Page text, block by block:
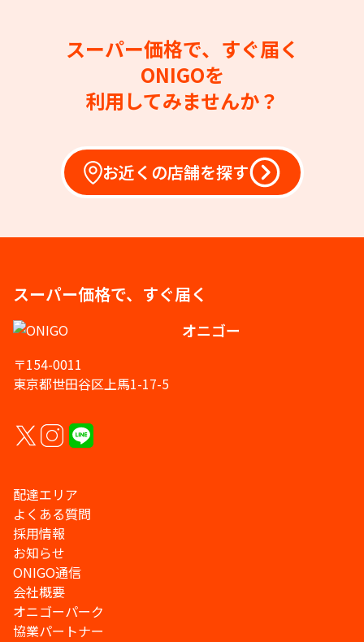
スーパー価格で、すぐ届く
ONIGOを
利用してみませんか？
お近くの店舗を探す
スーパー価格で、すぐ届く
オニゴー
〒154-0011
東京都世田谷区上馬1-17-5
配達エリア
よくある質問
採用情報
お知らせ
ONIGO通信
会社概要
オニゴーパーク
協業パートナー